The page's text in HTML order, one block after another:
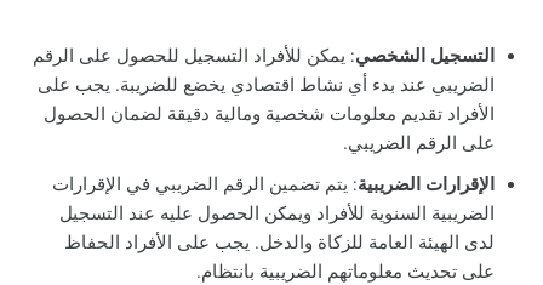
التسجيل الشخصي: يمكن للأفراد التسجيل للحصول على الرقم
الضريبي عند بدء أي نشاط اقتصادي يخضع للضريبة. يجب على
الأفراد تقديم معلومات شخصية ومالية دقيقة لضمان الحصول
على الرقم الضريبي.
الإقرارات الضريبية: يتم تضمين الرقم الضريبي في الإقرارات
الضريبية السنوية للأفراد ويمكن الحصول عليه عند التسجيل
لدى الهيئة العامة للزكاة والدخل. يجب على الأفراد الحفاظ
على تحديث معلوماتهم الضريبية بانتظام.